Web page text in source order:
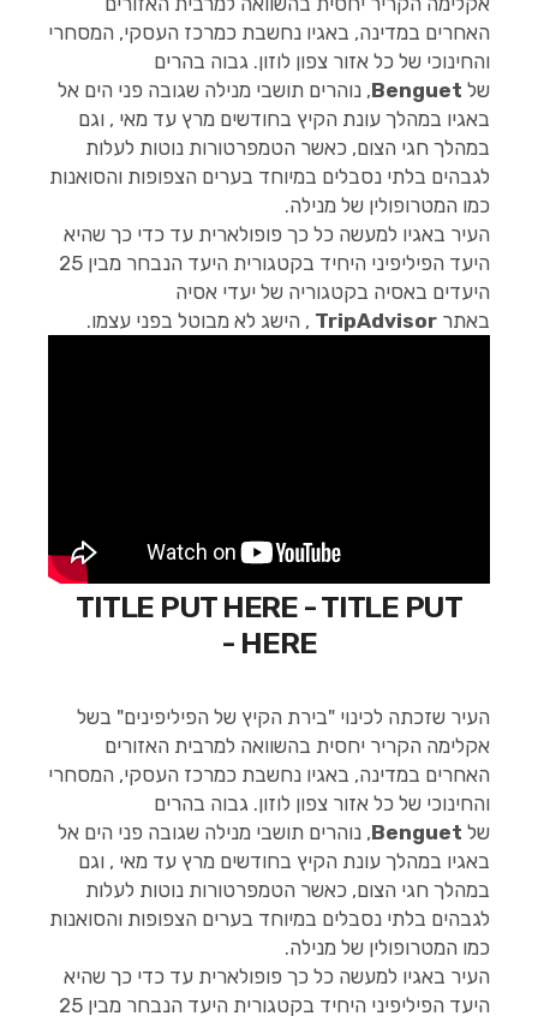
האחרים במדינה, באגיו נחשבת כמרכז העסקי, המסחרי
והחינוכי של כל אזור צפון לוזון. גבוה בהרים
של Benguet, נוהרים תושבי מנילה שגובה פני הים אל
באגיו במהלך עונת הקיץ בחודשים מרץ עד מאי , וגם
במהלך חגי הצום, כאשר הטמפרטורות נוטות לעלות
לגבהים בלתי נסבלים במיוחד בערים הצפופות והסואנות
כמו המטרופולין של מנילה.
העיר באגיו למעשה כל כך פופולארית עד כדי כך שהיא
היעד הפיליפיני היחיד בקטגורית היעד הנבחר מבין 25
היעדים באסיה בקטגוריה של יעדי אסיה
באתר TripAdvisor , הישג לא מבוטל בפני עצמו.
TITLE PUT HERE - TITLE PUT
HERE -
העיר שזכתה לכינוי "בירת הקיץ של הפיליפינים" בשל
אקלימה הקריר יחסית בהשוואה למרבית האזורים
האחרים במדינה, באגיו נחשבת כמרכז העסקי, המסחרי
והחינוכי של כל אזור צפון לוזון. גבוה בהרים
של Benguet, נוהרים תושבי מנילה שגובה פני הים אל
באגיו במהלך עונת הקיץ בחודשים מרץ עד מאי , וגם
במהלך חגי הצום, כאשר הטמפרטורות נוטות לעלות
לגבהים בלתי נסבלים במיוחד בערים הצפופות והסואנות
כמו המטרופולין של מנילה.
העיר באגיו למעשה כל כך פופולארית עד כדי כך שהיא
היעד הפיליפיני היחיד בקטגורית היעד הנבחר מבין 25